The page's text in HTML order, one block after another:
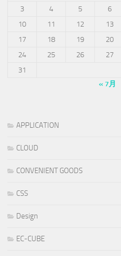
3
4 5 6
10
11 12 13
17
18 19 20
24
25 26 27
31
« 7月
APPLICATION
CLOUD
CONVENIENT GOODS
CSS
Design
EC-CUBE